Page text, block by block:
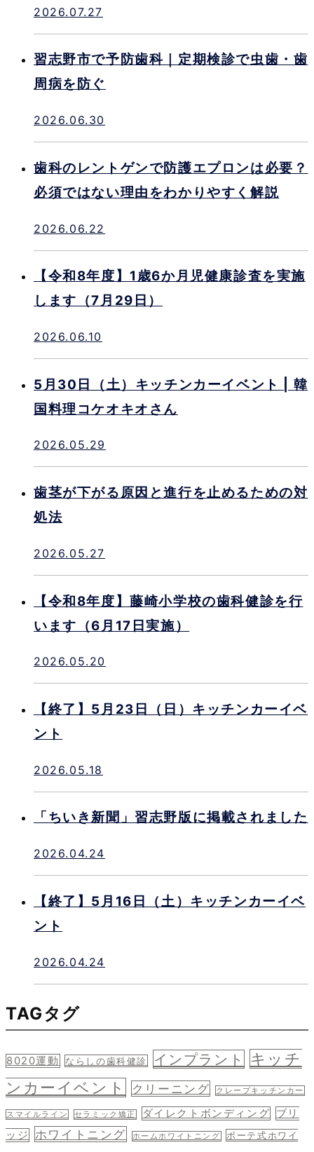
2026.07.27
習志野市で予防歯科｜定期検診で虫歯・歯
周病を防ぐ
2026.06.30
歯科のレントゲンで防護エプロンは必要？
必須ではない理由をわかりやすく解説
2026.06.22
【令和8年度】1歳6か月児健康診査を実施
します（7月29日）
2026.06.10
5月30日（土）キッチンカーイベント | 韓
国料理コケオキオさん
2026.05.29
歯茎が下がる原因と進行を止めるための対
処法
2026.05.27
【令和8年度】藤崎小学校の歯科健診を行
います（6月17日実施）
2026.05.20
【終了】5月23日（日）キッチンカーイベ
ント
2026.05.18
「ちいき新聞」習志野版に掲載されました
2026.04.24
【終了】5月16日（土）キッチンカーイベ
ント
2026.04.24
TAGタグ
8020運動 ならしの歯科健診 インプラント
キッチ
ンカーイベント
クリーニング クレープキッチンカー
スマイルライン セラミック矯正 ダイレクトボンディング
ブリ
ッジ
ホワイトニング ホームホワイトニング ボーテ式ホワイ